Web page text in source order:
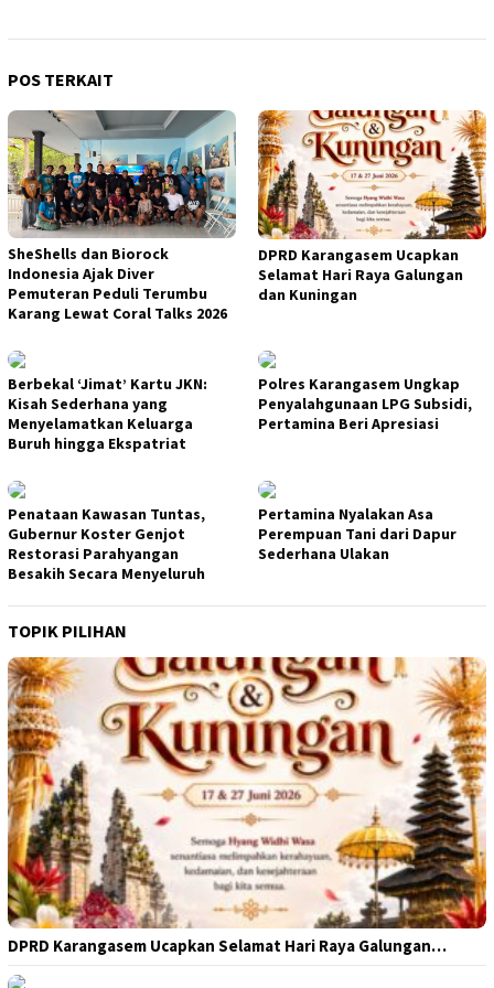
POS TERKAIT
SheShells dan Biorock
Indonesia Ajak Diver
Pemuteran Peduli Terumbu
Karang Lewat Coral Talks 2026
DPRD Karangasem Ucapkan
Selamat Hari Raya Galungan
dan Kuningan
Berbekal ‘Jimat’ Kartu JKN:
Kisah Sederhana yang
Menyelamatkan Keluarga
Buruh hingga Ekspatriat
Polres Karangasem Ungkap
Penyalahgunaan LPG Subsidi,
Pertamina Beri Apresiasi
Penataan Kawasan Tuntas,
Gubernur Koster Genjot
Restorasi Parahyangan
Besakih Secara Menyeluruh
Pertamina Nyalakan Asa
Perempuan Tani dari Dapur
Sederhana Ulakan
TOPIK PILIHAN
DPRD Karangasem Ucapkan Selamat Hari Raya Galungan…